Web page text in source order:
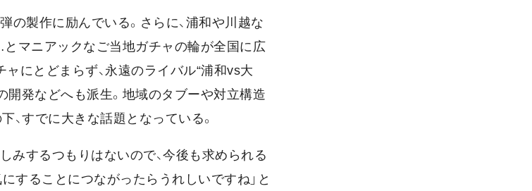
の製作に励んでいる。さらに、浦和や川越な
とマニアックなご当地ガチャの輪が全国に広
にとどまらず、永遠のライバル“浦和vs大
開発などへも派生。地域のタブーや対立構造
すでに大きな話題となっている。
みするつもりはないので、今後も求められる
することにつながったらうれしいですね」と